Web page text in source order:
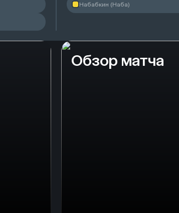
Набабкин (Наба)
Обзор матча